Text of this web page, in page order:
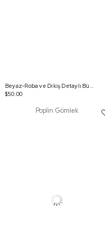
Beyaz-Roba ve Dikiş Detaylı Büyük Beden Gömlek
$50.00
Poplin Gömlek